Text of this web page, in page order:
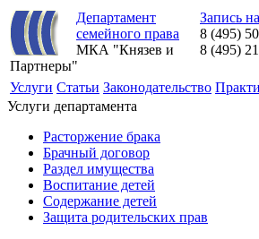
Департамент
семейного права
МКА "Князев и
Партнеры"
Запись
8 (495)
8 (495)
Услуги Статьи Законодательство
Услуги департамента
Расторжение брака
Брачный договор
Раздел имущества
Воспитание детей
Содержание детей
Защита родительских прав